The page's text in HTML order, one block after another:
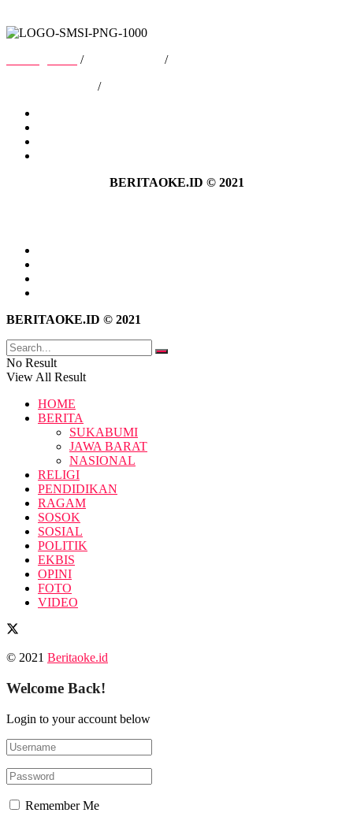
/
/
/
BERITAOKE.ID © 2021
BERITAOKE.ID © 2021
No Result
View All Result
HOME
BERITA
SUKABUMI
JAWA BARAT
NASIONAL
RELIGI
PENDIDIKAN
RAGAM
SOSOK
SOSIAL
POLITIK
EKBIS
OPINI
FOTO
VIDEO
© 2021 Beritaoke.id
Welcome Back!
Login to your account below
Remember Me